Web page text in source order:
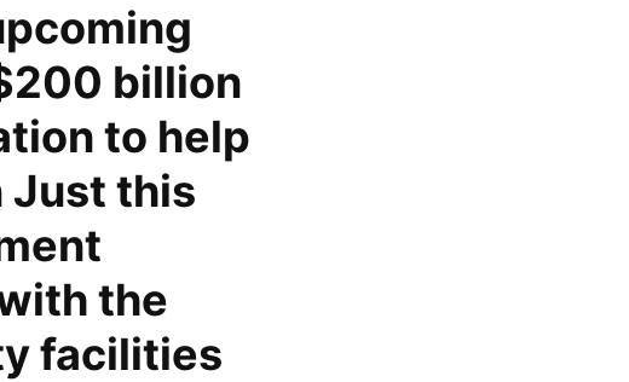
billion
to help
Just this
the
facilities